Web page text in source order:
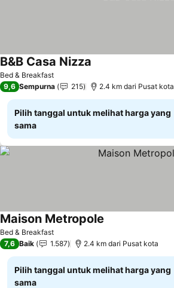
Bed & Breakfast
B&B Casa Nizza
9,6 Sempurna 215 2.4 km dari Pusat kota
Pilih tanggal untuk melihat harga yang
sama
Bed & Breakfast
Maison Metropole
7,6 Baik 1.587 2.4 km dari Pusat kota
Pilih tanggal untuk melihat harga yang
sama